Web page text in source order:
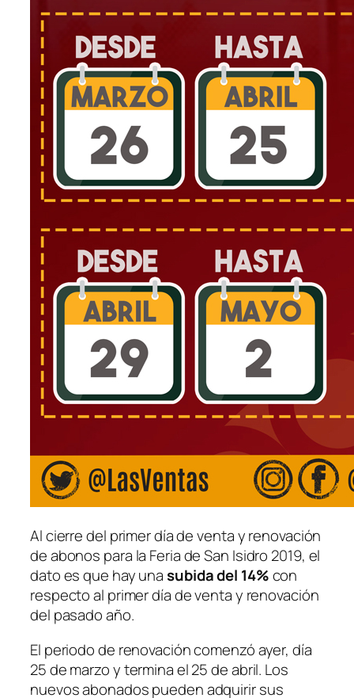
Al cierre del primer día de venta y renovación
de abonos para la Feria de San Isidro 2019, el
dato es que hay unasubida del 14%con
respecto al primer día de venta y renovación
del pasado año.
El periodo de renovación comenzó ayer, día
25 de marzo y termina el 25 de abril. Los
nuevos abonados pueden adquirir sus